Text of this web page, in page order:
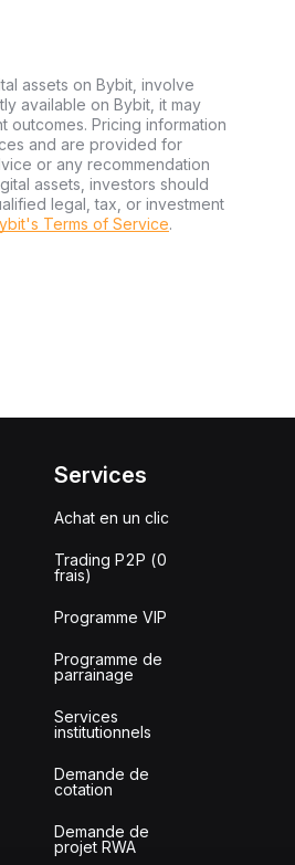
assets on Bybit, involve
available on Bybit, it may
outcomes. Pricing information
and are provided for
or any recommendation
assets, investors should
legal, tax, or investment
Terms of Service.
Services
Achat en un clic
Trading P2P (0
frais)
Programme VIP
Programme de
parrainage
Services
institutionnels
Demande de
cotation
Demande de
projet RWA